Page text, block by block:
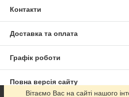
Контакти
Доставка та оплата
Графік роботи
Повна версія сайту
Вітаємо Вас на сайті нашого